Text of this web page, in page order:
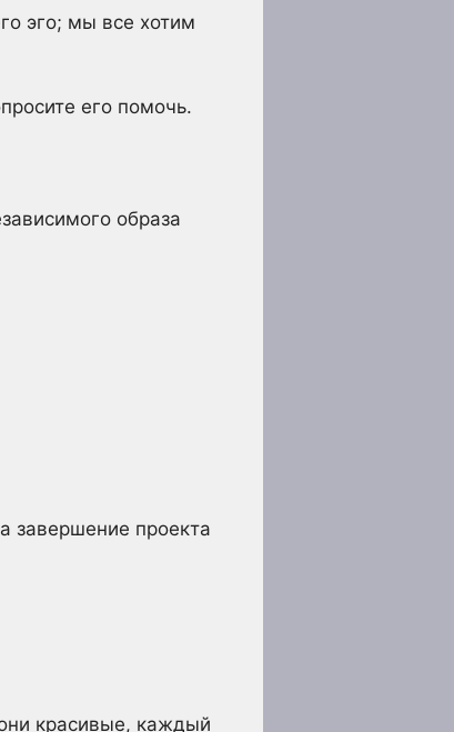
эго; мы все хотим
его помочь.
образа
завершение проекта
красивые, каждый